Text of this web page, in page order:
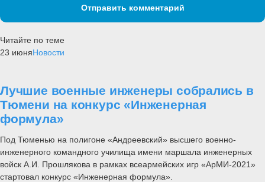
Отправить комментарий
Читайте по теме
23 июняНовости
Лучшие военные инженеры собрались в
Тюмени на конкурс «Инженерная
формула»
Под Тюменью на полигоне «Андреевский» высшего военно-
инженерного командного училища имени маршала инженерных
войск А.И. Прошлякова в рамках всеармейских игр «АрМИ-2021»
стартовал конкурс «Инженерная формула».